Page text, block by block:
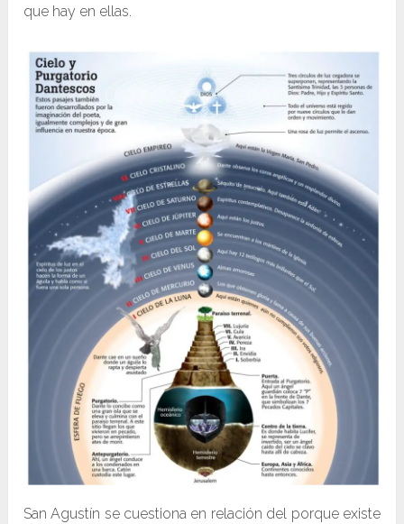
que hay en ellas.
San Agustín se cuestiona en relación del porque existe